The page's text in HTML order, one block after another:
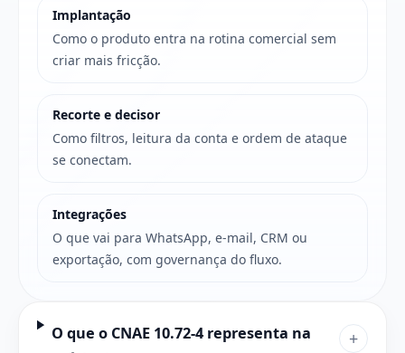
Implantação
Como o produto entra na rotina comercial sem
criar mais fricção.
Recorte e decisor
Como filtros, leitura da conta e ordem de ataque
se conectam.
Integrações
O que vai para WhatsApp, e-mail, CRM ou
exportação, com governança do fluxo.
O que o CNAE 10.72-4 representa na
+